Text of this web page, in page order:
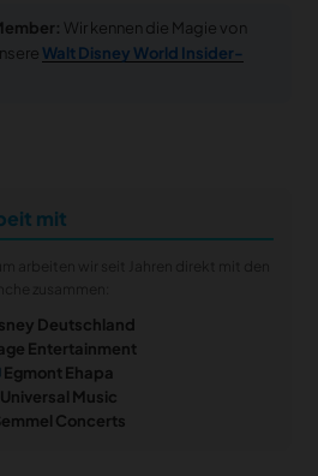
Wir kennen die Magie von
Walt Disney World Insider-
mit
Deutschland
Entertainment
Egmont Ehapa
Universal Music
Concerts